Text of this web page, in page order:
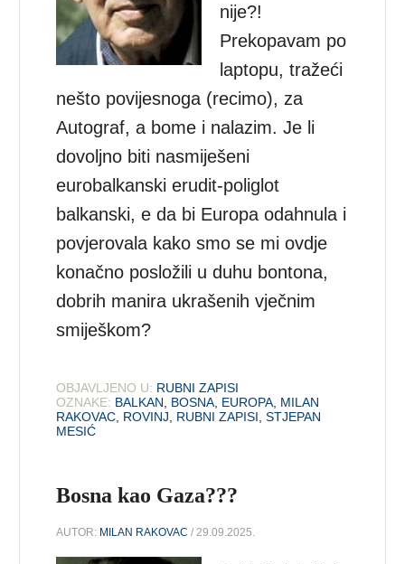
nije?!
Prekopavam po
laptopu, tražeći
nešto povijesnoga (recimo), za
Autograf, a bome i nalazim. Je li
dovoljno biti nasmiješeni
eurobalkanski erudit-poliglot
balkanski, e da bi Europa odahnula i
povjerovala kako smo se mi ovdje
konačno posložili u duhu bontona,
dobrih manira ukrašenih vječnim
smiješkom?
OBJAVLJENO U: RUBNI ZAPISI
OZNAKE: BALKAN BOSNA EUROPA MILAN
RAKOVAC ROVINJ RUBNI ZAPISI ,STJEPAN
MESIĆ
Bosna kao Gaza???
AUTOR: MILAN RAKOVAC / 29.09.2025.